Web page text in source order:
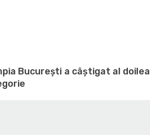
București a câștigat al